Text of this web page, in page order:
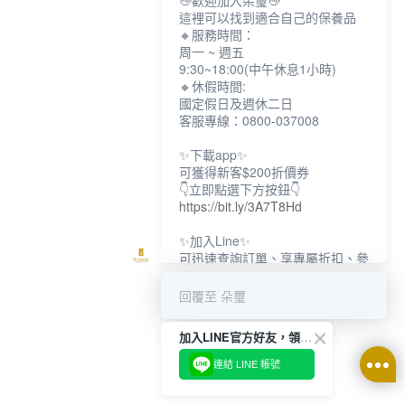
這裡可以找到適合自己的保養品
🔸服務時間：
周一 ~ 週五
9:30~18:00(中午休息1小時)
🔸休假時間:
國定假日及週休二日
客服專線：0800-037008
✨下載app✨
可獲得新客$200折價券
👇立即點選下方按鈕👇
https://bit.ly/3A7T8Hd
✨加入Line✨
可迅速查詢訂單、享專屬折扣、參
👇立即點選下方按鈕👇
✨追蹤IG✨
👇立即點選下方按鈕👇
https://bit.ly/3w8zJm1
回覆至 朵璽
加入LINE官方好友，領取$200折價券
連結 LINE 帳號